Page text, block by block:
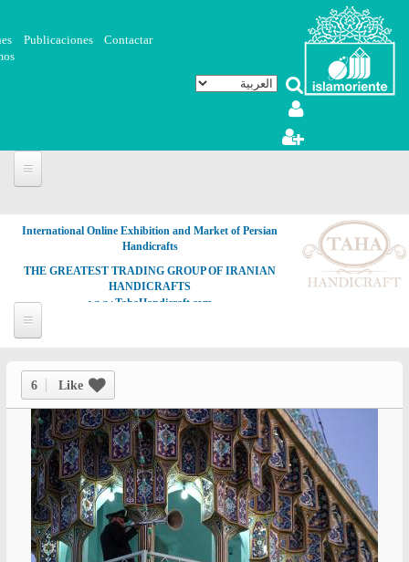
تجاوز إلى المحتوى الرئيسي
Contactar
Publicaciones
International Online Exhibition and Market of Persian
Handicrafts
THE GREATEST TRADING GROUP OF IRANIAN
HANDICRAFTS
www.TahaHandicraft.com
6 Like